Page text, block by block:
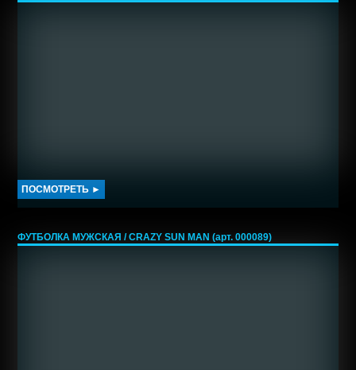
ПОСМОТРЕТЬ ►
ФУТБОЛКА МУЖСКАЯ / CRAZY SUN MAN (арт. 000089)